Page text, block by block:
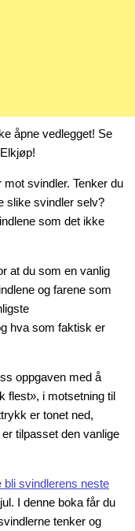
åpne vedlegget! Se
svindler. Tenker du
slike svindler selv?
som det ikke
at du som en vanlig
og farene som
hva som faktisk er
oppgaven med å
flest», i motsetning til
er tonet ned,
tilpasset den vanlige
svindlerens neste
I denne boka får du
tenker og